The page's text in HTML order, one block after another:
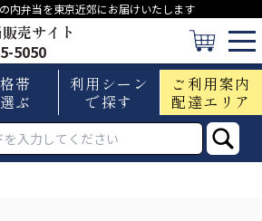
内弁当を東京近郊にお届けいたします
売サイト
5050
帯
ぶ
利用シーン
で探す
ご利用案内
配達エリア